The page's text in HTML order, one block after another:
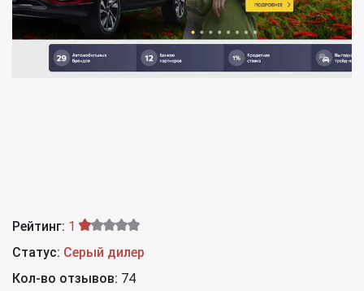
Рейтинг: 1
Статус: Серый дилер
Кол-во отзывов: 74